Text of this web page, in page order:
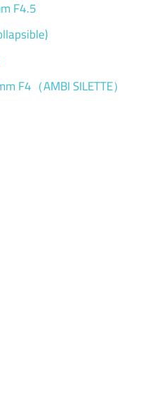
F4.5
F4（AMBI SILETTE）